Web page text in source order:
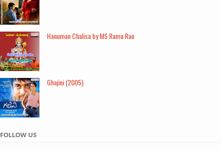
Hanuman Chalisa by MS Rama Rao
Ghajini (2005)
FOLLOW US